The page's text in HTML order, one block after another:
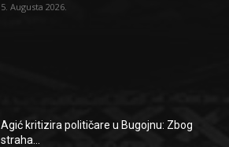
5. Augusta 2026.
Agić kritizira političare u Bugojnu: Zbog
straha...